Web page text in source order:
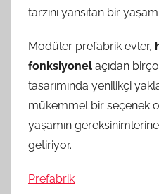
tarzını yansıtan bir
Modüler prefabrik evler,
fonksiyonel açıdan
tasarımında yenilikçi
mükemmel bir seçenek
yaşamın
getiriyor.
Prefabrik